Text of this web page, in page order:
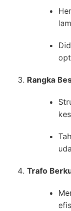
Rangka
Trafo